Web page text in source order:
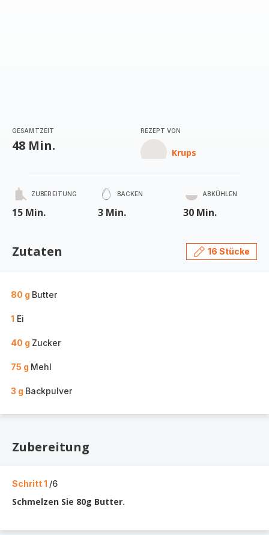
GESAMTZEIT
48 Min.
REZEPT VON
Krups
ZUBEREITUNG
15 Min.
BACKEN
3 Min.
ABKÜHLEN
30 Min.
Zutaten 16 Stücke
80 g Butter
1 Ei
40 g Zucker
75 g Mehl
3 g Backpulver
Zubereitung
Schritt 1 /6
Schmelzen Sie 80g Butter.